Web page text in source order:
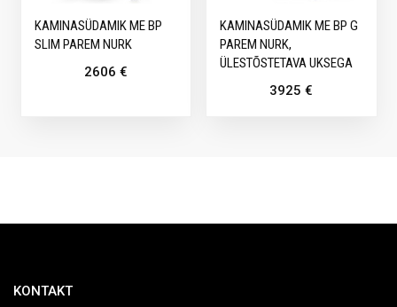
KAMINASÜDAMIK ME BP
SLIM PAREM NURK
2606 €
KAMINASÜDAMIK ME BP G
PAREM NURK,
ÜLESTÕSTETAVA UKSEGA
3925€
KONTAKT